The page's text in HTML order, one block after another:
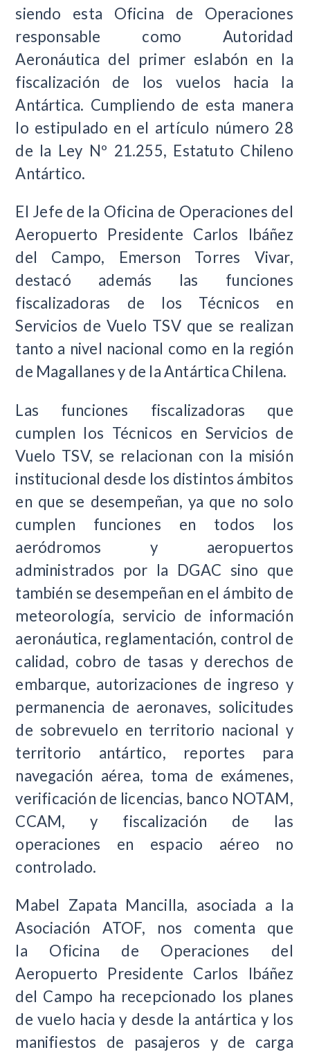
siendo esta Oficina de Operaciones
responsable como Autoridad
Aeronáutica del primer eslabón en la
fiscalización de los vuelos hacia la
Antártica. Cumpliendo de esta manera
lo estipulado en el artículo número 28
de la Ley Nº 21.255, Estatuto Chileno
Antártico.
El Jefe de la Oficina de Operaciones del
Aeropuerto Presidente Carlos Ibáñez
del Campo, Emerson Torres Vivar,
destacó además las funciones
fiscalizadoras de los Técnicos en
Servicios de Vuelo TSV que se realizan
tanto a nivel nacional como en la región
de Magallanes y de la Antártica Chilena.
Las funciones fiscalizadoras que
cumplen los Técnicos en Servicios de
Vuelo TSV, se relacionan con la misión
institucional desde los distintos ámbitos
en que se desempeñan, ya que no solo
cumplen funciones en todos los
aeródromos y aeropuertos
administrados por la DGAC sino que
también se desempeñan en el ámbito de
meteorología, servicio de información
aeronáutica, reglamentación, control de
calidad, cobro de tasas y derechos de
embarque, autorizaciones de ingreso y
permanencia de aeronaves, solicitudes
de sobrevuelo en territorio nacional y
territorio antártico, reportes para
navegación aérea, toma de exámenes,
verificación de licencias, banco NOTAM,
CCAM, y fiscalización de las
operaciones en espacio aéreo no
controlado.
Mabel Zapata Mancilla, asociada a la
Asociación ATOF, nos comenta que
la Oficina de Operaciones del
Aeropuerto Presidente Carlos Ibáñez
del Campo ha recepcionado los planes
de vuelo hacia y desde la antártica y los
manifiestos de pasajeros y de carga